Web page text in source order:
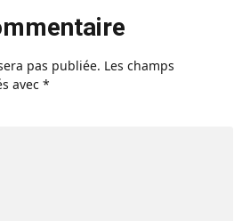
pas publiée. Les champs
avec *